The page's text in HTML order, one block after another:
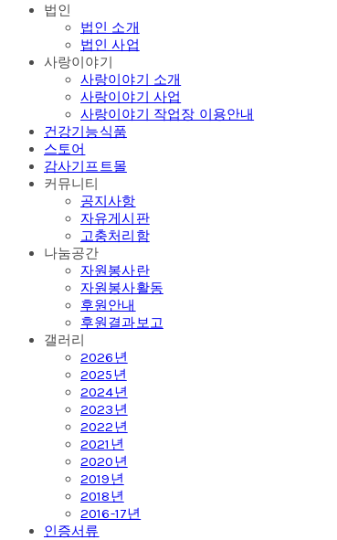
법인
법인 소개
법인 사업
사랑이야기
사랑이야기 소개
사랑이야기 사업
사랑이야기 작업장 이용안내
건강기능식품
스토어
감사기프트몰
커뮤니티
공지사항
자유게시판
고충처리함
나눔공간
자원봉사란
자원봉사활동
후원안내
후원결과보고
갤러리
2026년
2025년
2024년
2023년
2022년
2021년
2020년
2019년
2018년
2016-17년
인증서류